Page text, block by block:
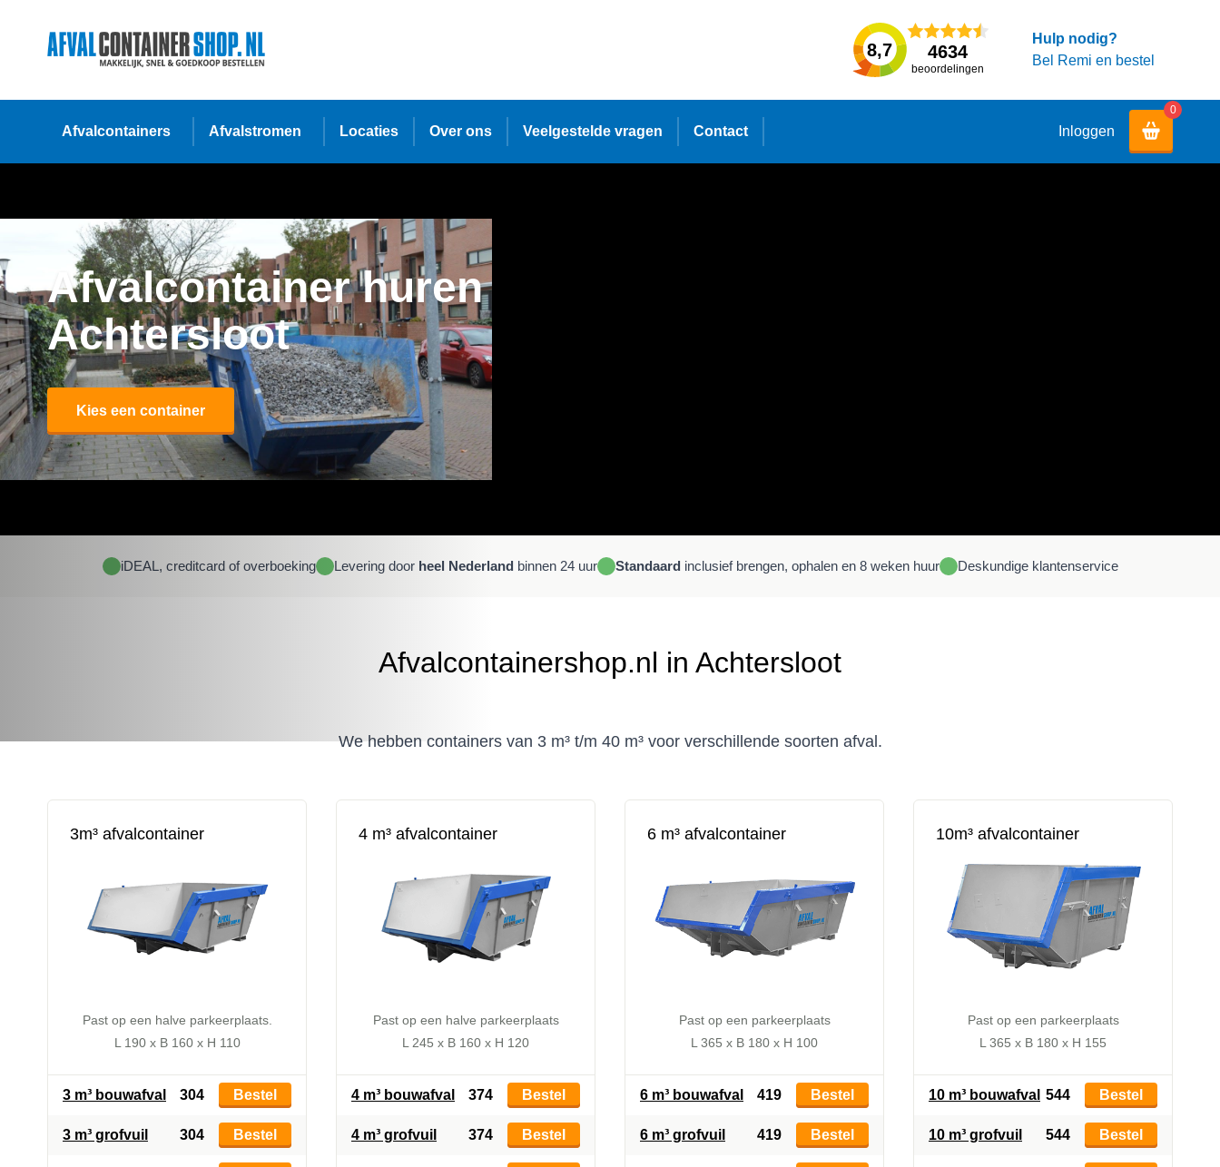
8,7 4634
beoordelingen
Hulp nodig?
Bel Remi en bestel
Afvalcontainers Afvalstromen Locaties Over ons Veelgestelde vragen Contact Inloggen
0
Afvalcontainer huren
Achtersloot
Kies een container
iDEAL, creditcard of overboeking Levering doorheel Nederland binnen 24 uur Standaard inclusief brengen, ophalen en 8 weken huur Deskundige klantenservice
Afvalcontainershop.nl in Achtersloot
We hebben containers van 3 m³ t/m 40 m³ voor verschillende soorten afval.
3m³ afvalcontainer
Past op een halve parkeerplaats.
L 190 x B 160 x H 110
3 m³ bouwafval 304 Bestel
3 m³ grofvuil 304 Bestel
4 m³ afvalcontainer
Past op een halve parkeerplaats
L 245 x B 160 x H 120
4 m³ bouwafval 374 Bestel
4 m³ grofvuil 374 Bestel
6 m³ afvalcontainer
Past op een parkeerplaats
L 365 x B 180 x H 100
6 m³ bouwafval 419 Bestel
6 m³ grofvuil 419 Bestel
10m³ afvalcontainer
Past op een parkeerplaats
L 365 x B 180 x H 155
10 m³ bouwafval 544 Bestel
10 m³ grofvuil 544 Bestel